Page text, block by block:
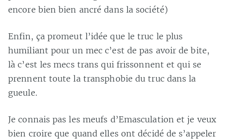
encore bien bien ancré dans la société)
Enfin, ça promeut l’idée que le truc le plus
humiliant pour un mec c’est de pas avoir de bite,
là c’est les mecs trans qui frissonnent et qui se
prennent toute la transphobie du truc dans la
gueule.
Je connais pas les meufs d’Emasculation et je veux
bien croire que quand elles ont décidé de s’appeler